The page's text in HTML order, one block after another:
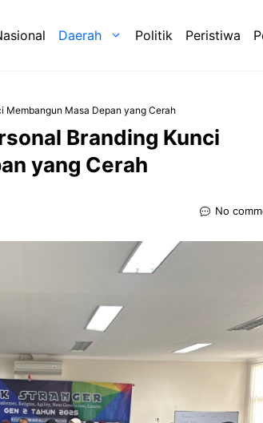
Daerah Politik Peristiwa
Membangun Masa Depan yang Cerah
Branding Kunci
yang Cerah
No